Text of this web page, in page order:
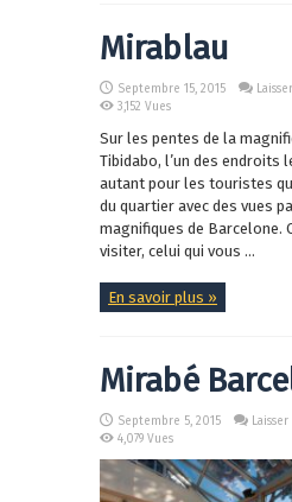
Mirablau
Septembre 15, 2015
3,152 Vues
Sur les pentes de la
Tibidabo, l’un des endroits
autant pour les touristes
du quartier avec des vues
magnifiques de Barcelone.
visiter, celui qui vous ...
En savoir plus »
Mirabé
Septembre 5, 2015
4,079 Vues